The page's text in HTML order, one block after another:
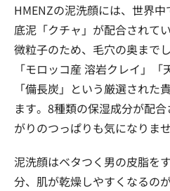
HMENZの泥洗顔には、世界
底泥「クチャ」が配合されて
微粒子のため、毛穴の奥まで
「モロッコ産 溶岩クレイ」「
「備長炭」という厳選された
ます。8種類の保湿成分が配
がりのつっぱりも気になりませ
泥洗顔はベタつく男の皮脂を
分、肌が乾燥しやすくなるの